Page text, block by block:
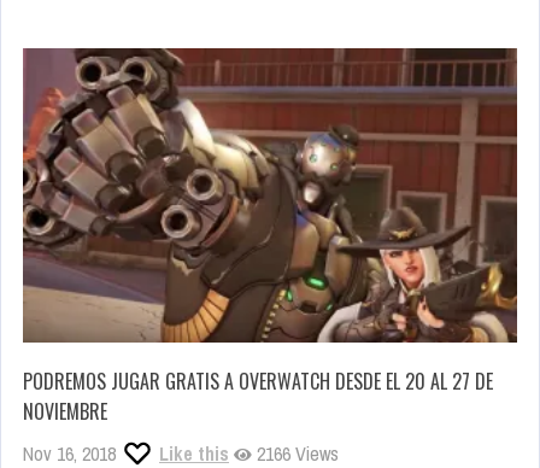
PODREMOS JUGAR GRATIS A OVERWATCH DESDE EL 20 AL 27 DE
NOVIEMBRE
Nov 16, 2018 Like this 2166 Views